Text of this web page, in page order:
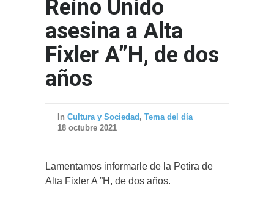
Reino Unido
asesina a Alta
Fixler A”H, de dos
años
In Cultura y Sociedad , Tema del día
18 octubre 2021
Lamentamos informarle de la Petira de
Alta Fixler A ”H, de dos años.